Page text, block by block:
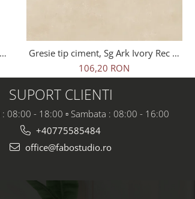
Gresie tip ciment, Sg Ark Ivory Rec 1.
60x60x0.7 cm, rectificata,
portelanata, bej, finisaj mat
106,20 RON
SUPORT CLIENTI
: 08:00 - 18:00 ▫️ Sambata : 08:00 - 16:00
+40775585484
office@fabostudio.ro